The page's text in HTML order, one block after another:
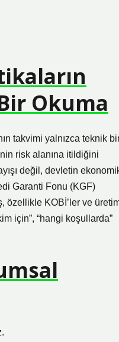
Okuma
takvimi yalnızca teknik
risk alanına itildiğini
değil, devletin
Garanti Fonu (KGF)
özellikle KOBİ’ler ve
için”, “hangi koşullarda”